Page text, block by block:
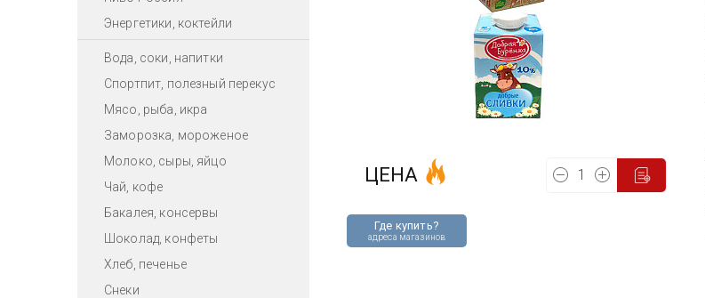
Энергетики, коктейли
Вода, соки, напитки
Спортпит, полезный перекус
Мясо, рыба, икра
Заморозка, мороженое
Молоко, сыры, яйцо
Чай, кофе
Бакалея, консервы
Шоколад, конфеты
Хлеб, печенье
Снеки
Где купить?
адреса магазинов
ЦЕНА